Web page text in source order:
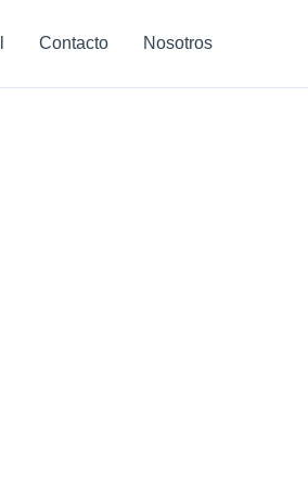
Contacto Nosotros